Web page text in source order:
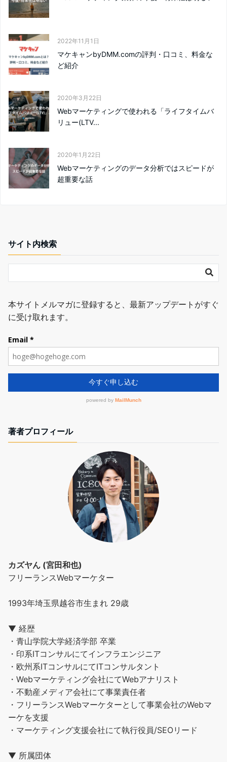
2022年11月1日
マケキャンbyDMM.comの評判・口コミ、料金な
ど紹介
2020年3月22日
Webマーケティングで使われる「ライフタイムバ
リュー(LTV...
2020年1月22日
Webマーケティングのデータ分析ではスピードが
超重要な話
サイト内検索
著者プロフィール
カズヤん (宮田和也)
フリーランスWebマーケター
1993年埼玉県越谷市生まれ 29歳
▼ 経歴
・青山学院大学経済学部 卒業
・印系ITコンサルにてインフラエンジニア
・欧州系ITコンサルにてITコンサルタント
・Webマーケティング会社にてWebアナリスト
・不動産メディア会社にて事業責任者
・フリーランスWebマーケターとして事業会社のWebマ
ーケを支援
・マーケティング支援会社にて執行役員/SEOリード
▼ 所属団体